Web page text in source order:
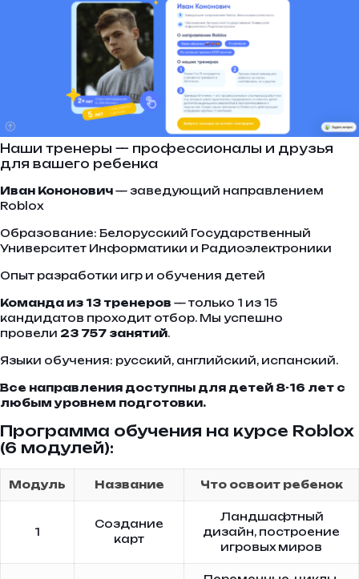
Наши тренеры — профессионалы и друзья
для вашего ребенка
Иван Кононович— заведующий направлением
Roblox
Образование: Белорусский Государственный
Университет Информатики и Радиоэлектроники
Опыт разработки игр и обучения детей
Команда из 13 тренеров — только 1 из 15
кандидатов проходит отбор. Мы успешно
провели 23 757 занятий.
Языки обучения: русский, английский, испанский.
Все направления доступны для детей 8-16 лет с
любым уровнем подготовки.
Программа обучения на курсе Roblox
(6 модулей):
Модуль Название Что освоит ребенок
1
Создание
карт
Ландшафтный
дизайн, построение
игровых миров